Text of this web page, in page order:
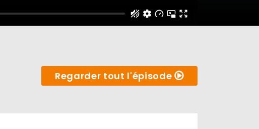
Regarder tout l'épisode